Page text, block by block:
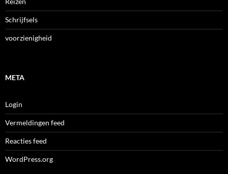
Schrijfsels
voorzienigheid
META
Login
Vermeldingen feed
Reacties feed
WordPress.org